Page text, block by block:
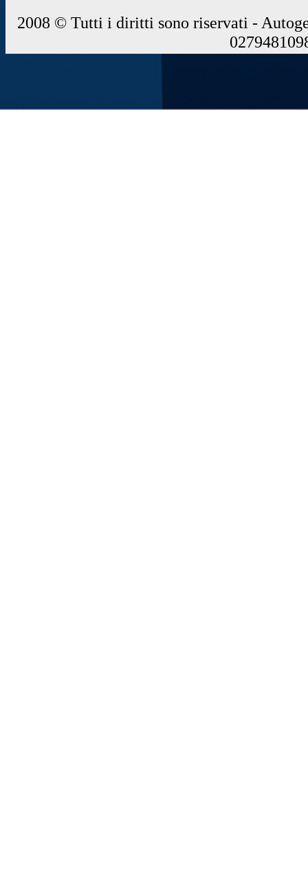
2008 © Tutti i diritti sono riservati -